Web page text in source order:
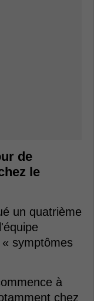
de
le
un quatrième
symptômes
à
chez